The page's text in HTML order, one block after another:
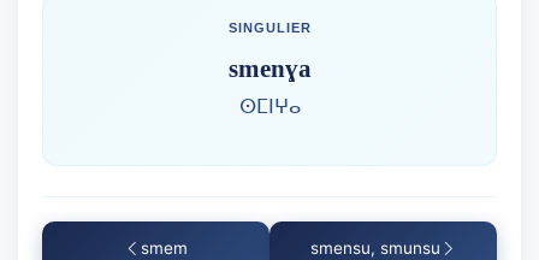
SINGULIER
smenɣa
ⵙⵎⵏⵖⴰ
smem smensu, smunsu